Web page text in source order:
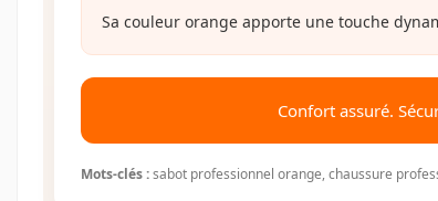
Sa couleur orange apporte une touche
Confort assuré.
Mots-clés :sabot professionnel orange, chaussure